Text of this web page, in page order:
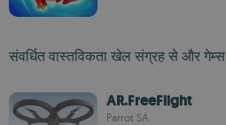
संवर्धित वास्तविकता खेल संग्रह से और गेम्स
AR.FreeFlight
Parrot SA